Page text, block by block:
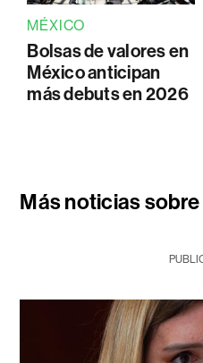
MÉXICO
Bolsas de valores en
México anticipan
más debuts en 2026
Más noticias sobre